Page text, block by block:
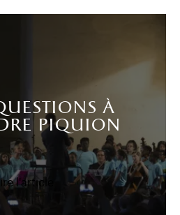
à
piquion
l'article